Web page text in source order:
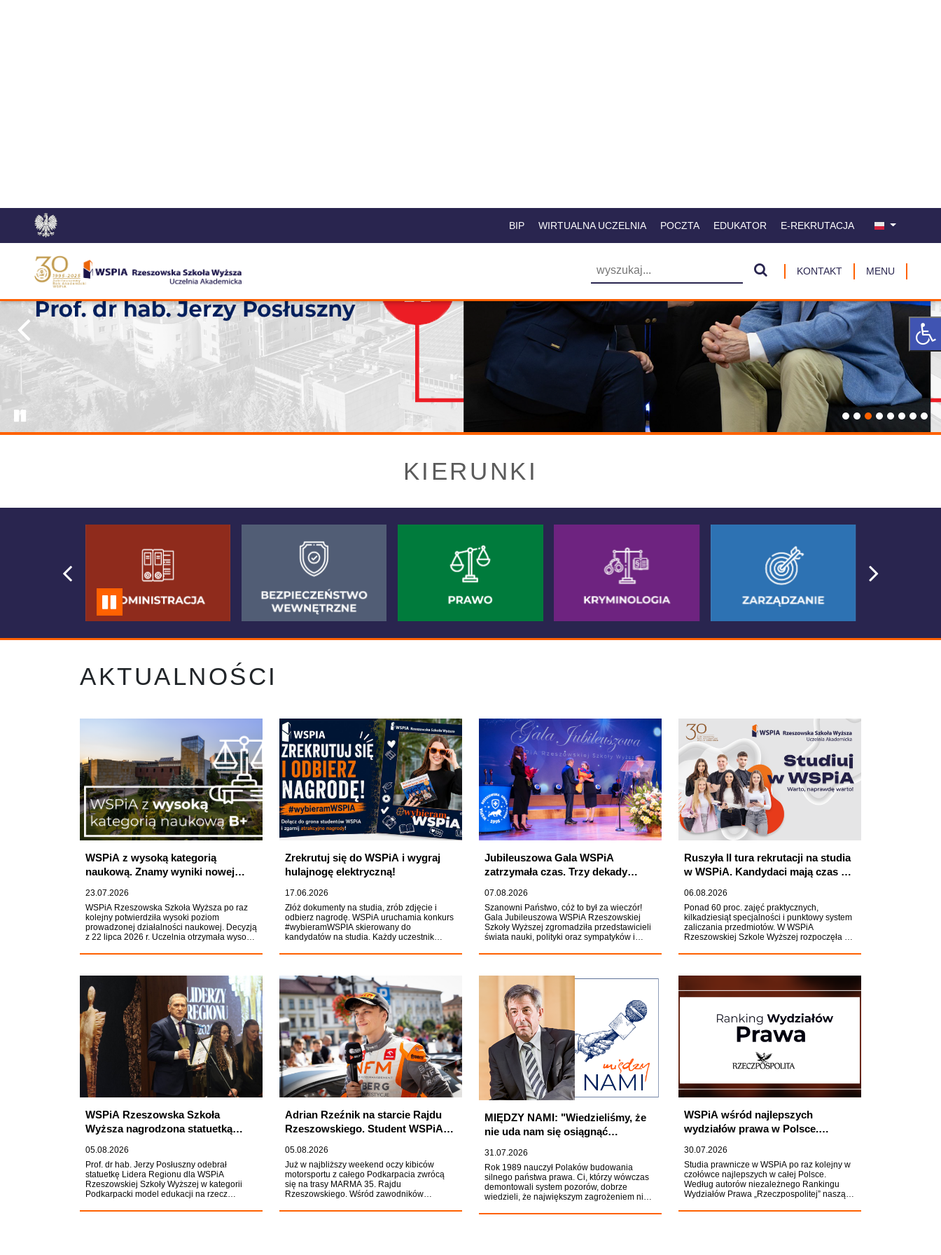
Poprzedni
KIERUNKI
AKTUALNOŚCI
WSPiA z wysoką kategorią
naukową. Znamy wyniki nowej
ewaluacji działalności naukowej
23.07.2026
kolejny potwierdziła wysoki poziom
prowadzonej działalności naukowej. Decyzją
z 22 lipca 2026 r. Uczelnia otrzymała wysoką
kategorię naukową B+. To ważne
wyróżnienie, które potwierdza silną pozycję
WSPiA wśród ośrodków akademickich
prowadzących badania naukowe zwłaszcza
w zakresie prawa oraz konsekwentny rozwój
potencjału naukowego Uczelni.
Zrekrutuj się do WSPiA i wygraj
hulajnogę elektryczną!
17.06.2026
odbierz nagrodę. WSPiA uruchamia konkurs
#wybieramWSPIA skierowany do
kandydatów na studia. Każdy uczestnik
otrzyma uczelniany bidon, a autor
najlepszego posta odjedzie z kampusu
hulajnogą elektryczną.
Jubileuszowa Gala WSPiA
zatrzymała czas. Trzy dekady
historii na jednej scenie
07.08.2026
Gala Jubileuszowa WSPiA Rzeszowskiej
Szkoły Wyższej zgromadziła przedstawicieli
świata nauki, polityki oraz sympatyków i
pracowników Uczelni – ludzi, którzy przez
lata współtworzyli jej akademicką wspólnotę.
Trzy dekady historii spotkały się tego
wieczoru w jednej sali, na jednej scenie,
splatając się w opowieść o miejscu
budującym swoją tożsamość na
Wydarzeniu towarzyszyły finezyjna muzyka,
wspomnienia, których czar wypełnił całą
Filharmonię Podkarpacką.
Ruszyła II tura rekrutacji na studia
w WSPiA. Kandydaci mają czas do
23 września
06.08.2026
kilkadziesiąt specjalności i punktowy system
zaliczania przedmiotów. W WSPiA
Rzeszowskiej Szkole Wyższej rozpoczęła się
II tura rekrutacji na rok akademicki
2026/2027. Kandydaci, którzy chcą
rozpocząć studia już od października, mogą
składać dokumenty do 23 września. O
przyjęciu na studia decyduje kolejność
zgłoszeń.
WSPiA Rzeszowska Szkoła
Wyższa nagrodzona statuetką
Lidera Regionu 2026
05.08.2026
statuetkę Lidera Regionu dla WSPiA
Rzeszowskiej Szkoły Wyższej w kategorii
Podkarpacki model edukacji na rzecz
bezpieczeństwa młodzieży. Kapituła
Konkursu organizowanego gazetę "Nowiny"
doceniła działalność Uczelni, zwracając
szczególną uwagę na jej rolę w
kształtowaniu wśród Polaków trwałych
kompetencji społecznych, obywatelskich i
bezpieczeństwa współczesnego
Adrian Rzeźnik na starcie Rajdu
Rzeszowskiego. Student WSPiA
walczy o mistrzostwo Polski
05.08.2026
motorsportu z całego Podkarpacia zwrócą
się na trasy MARMA 35. Rajdu
Rzeszowskiego. Wśród zawodników
walczących o zwycięstwo będzie Adrian
Rzeźnik, student WSPiA Rzeszowskiej
Szkoły Wyższej, który po znakomitym
występie w Rajdzie Polski i zdobyciu miejsca
na podium Rajdowych Samochodowych
Mistrzostw Polski stanie przed własną
MIĘDZY NAMI: "Wiedzieliśmy, że
nie uda nam się osiągnąć
wszystkiego". Prof. Zoll o
odrodzeniu polskiej
praworządności
31.07.2026
silnego państwa prawa. Ci, którzy wówczas
demontowali system pozorów, dobrze
wiedzieli, że największym zagrożeniem nie
jest otwarta przemoc władzy, lecz
przyzwyczajenie do jej nadużyć. Jedną z
osób, które wyniosły tę lekcję z
doświadczenia PRL-u, był prof. Andrzej Zoll.
Jego relacja z przeszłości nie brzmi jednak
jak zapis sukcesu transformacji, lecz
WSPiA wśród najlepszych
wydziałów prawa w Polsce.
Kolejny sukces w rankingu
"Rzeczpospolitej"
30.07.2026
czołówce najlepszych w całej Polsce.
Według autorów niezależnego Rankingu
Wydziałów Prawa „Rzeczpospolitej” naszą
Uczelnię wyróżnia nie tylko wysoka jakość
kształcenia, ale także potencjał naukowy
oraz imponująca zdawalność na aplikacje
prawnicze wśród absolwentów.